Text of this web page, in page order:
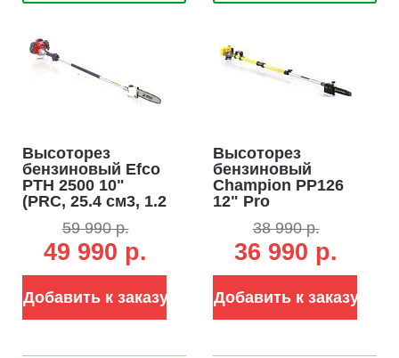
Высоторез
бензиновый Efco
PTH 2500 10"
(PRC, 25.4 см3, 1.2
2.2 м, 7.9 кг)
59 990 р.
49 990 р.
Добавить к заказу
Высоторез
бензиновый
Champion PP126
12" Pro
(PRC, 26 куб.см.,
0,75 кВт/1,0 л.с.,
3/8", 1,3 мм., 44E,
длина 300-425 см.,
9,5 кг.)
38 990 р.
36 990 р.
Добавить к заказу